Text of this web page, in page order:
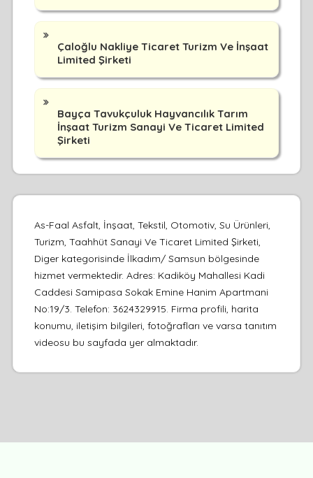
Çaloğlu Nakliye Ticaret Turizm Ve İnşaat
Limited Şirketi
Bayça Tavukçuluk Hayvancılık Tarım
İnşaat Turizm Sanayi Ve Ticaret Limited
Şirketi
As-Faal Asfalt, İnşaat, Tekstil, Otomotiv, Su Ürünleri,
Turizm, Taahhüt Sanayi Ve Ticaret Limited Şirketi,
Diger kategorisinde İlkadım/ Samsun bölgesinde
hizmet vermektedir. Adres: Kadiköy Mahallesi Kadi
Caddesi Samipasa Sokak Emine Hanim Apartmani
No:19/3. Telefon: 3624329915. Firma profili, harita
konumu, iletişim bilgileri, fotoğrafları ve varsa tanıtım
videosu bu sayfada yer almaktadır.